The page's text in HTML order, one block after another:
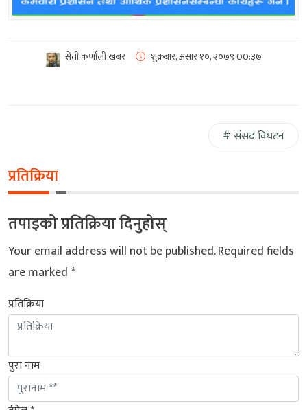
सेती कर्णाली खबर शुक्रबार, असार १०, २०७९00:३७
संसद विघटन
प्रतिक्रिया
तपाइको प्रतिक्रिया दिनुहोस्
Your email address will not be published.Required fields
are marked*
प्रतिक्रिया
पुरा नाम